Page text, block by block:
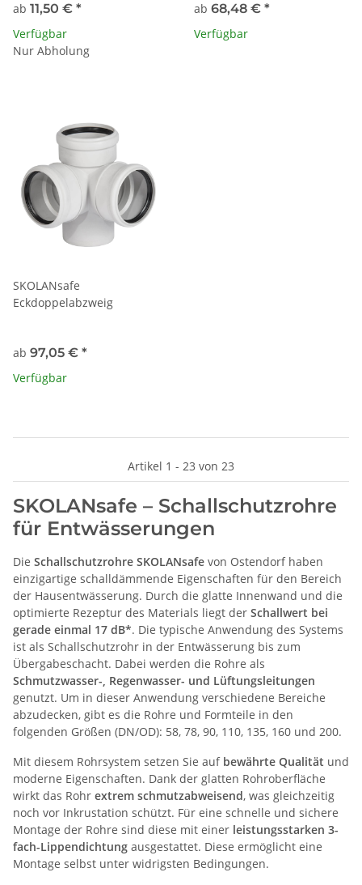
ab 11,50 € *
Verfügbar
Nur Abholung
ab 68,48 € *
Verfügbar
SKOLANsafe
Eckdoppelabzweig
ab 97,05 € *
Verfügbar
Artikel 1 - 23 von 23
SKOLANsafe – Schallschutzrohre
für Entwässerungen
Die Schallschutzrohre SKOLANsafe von Ostendorf haben
einzigartige schalldämmende Eigenschaften für den Bereich
der Hausentwässerung. Durch die glatte Innenwand und die
optimierte Rezeptur des Materials liegt der Schallwert bei
gerade einmal 17 dB*. Die typische Anwendung des Systems
ist als Schallschutzrohr in der Entwässerung bis zum
Übergabeschacht. Dabei werden die Rohre als
Schmutzwasser-, Regenwasser- und Lüftungsleitungen
genutzt. Um in dieser Anwendung verschiedene Bereiche
abzudecken, gibt es die Rohre und Formteile in den
folgenden Größen (DN/OD): 58, 78, 90, 110, 135, 160 und 200.
Mit diesem Rohrsystem setzen Sie auf bewährte Qualität und
moderne Eigenschaften. Dank der glatten Rohroberfläche
wirkt das Rohr extrem schmutzabweisend, was gleichzeitig
noch vor Inkrustation schützt. Für eine schnelle und sichere
Montage der Rohre sind diese mit einer leistungsstarken 3-
fach-Lippendichtung ausgestattet. Diese ermöglicht eine
Montage selbst unter widrigsten Bedingungen.